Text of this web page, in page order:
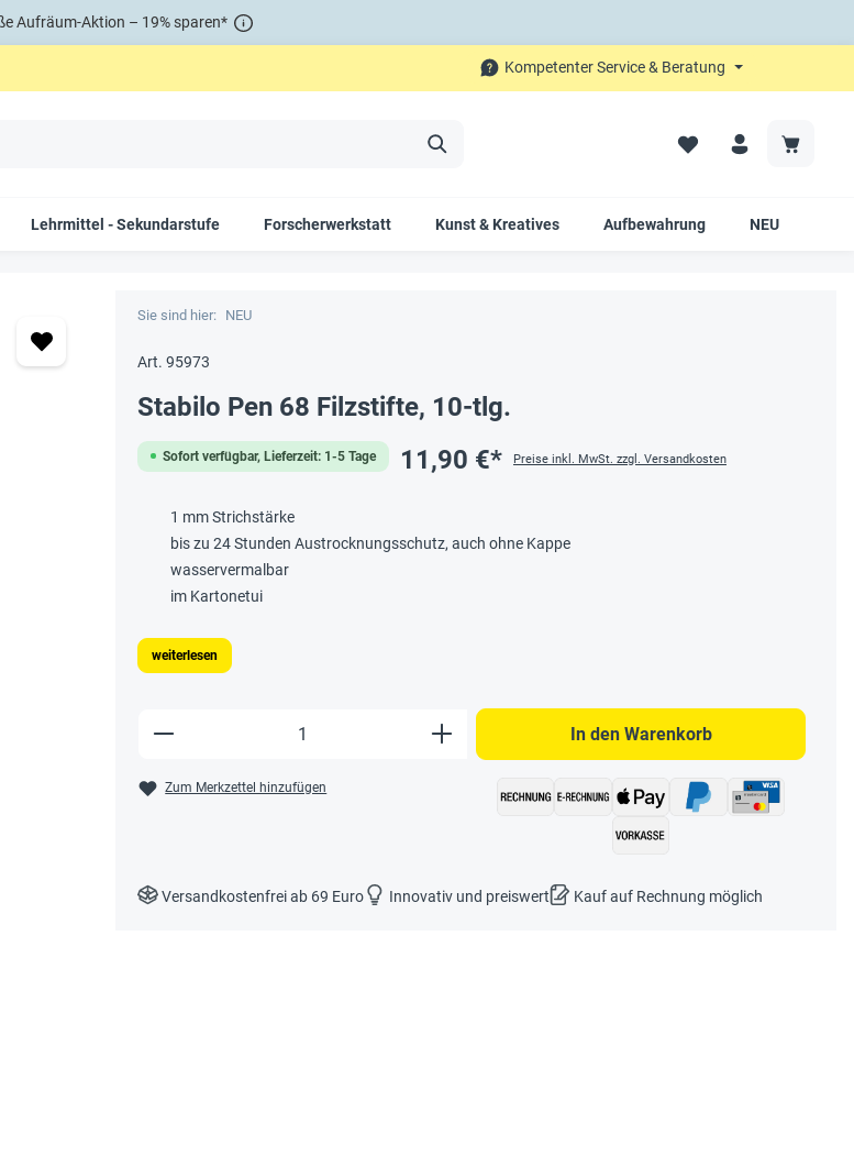
Aufräum-Aktion – 19% sparen*
Kompetenter Service & Beratung
Lehrmittel - Sekundarstufe Forscherwerkstatt Kunst & Kreatives Aufbewahrung NEU
Sie sind hier: NEU
Art. 95973
Stabilo Pen 68 Filzstifte, 10-tlg.
Sofort verfügbar, Lieferzeit: 1-5 Tage 11,90 €* Preise inkl. MwSt. zzgl. Versandkosten
1 mm Strichstärke
bis zu 24 Stunden Austrocknungsschutz, auch ohne Kappe
wasservermalbar
im Kartonetui
weiterlesen
Produkt Anzahl: Gib den gewünschten Wert ein oder
Zum Merkzettel hinzufügen
In den Warenkorb
Versandkostenfrei ab 69 Euro Innovativ und preiswert Kauf auf Rechnung möglich